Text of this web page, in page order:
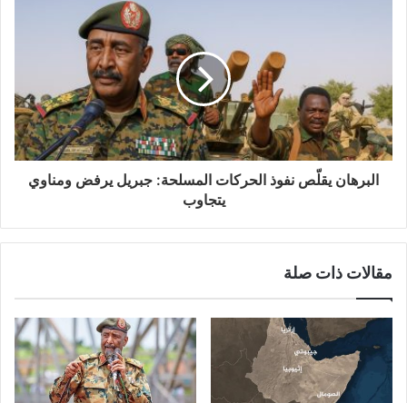
البرهان يقلّص نفوذ الحركات المسلحة: جبريل يرفض ومناوي
يتجاوب
مقالات ذات صلة